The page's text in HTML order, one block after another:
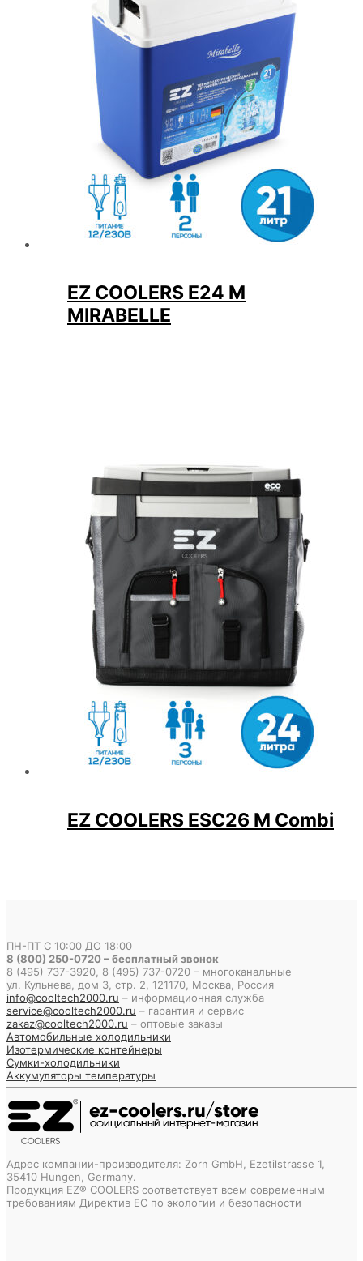
EZ COOLERS E24 M
MIRABELLE
EZ COOLERS ESC26 M Combi
ПН-ПТ С 10:00 ДО 18:00
8 (800) 250-0720 – бесплатный звонок
8 (495) 737-3920, 8 (495) 737-0720 – многоканальные
ул. Кульнева, дом 3, стр. 2, 121170, Москва, Россия
info@cooltech2000.ru – информационная служба
service@cooltech2000.ru – гарантия и сервис
zakaz@cooltech2000.ru – оптовые заказы
Автомобильные холодильники
Изотермические контейнеры
Сумки-холодильники
Аккумуляторы температуры
Адрес компании-производителя: Zorn GmbH, Ezetilstrasse 1,
35410 Hungen, Germany.
Продукция EZ® COOLERS соответствует всем современным
требованиям Директив ЕС по экологии и безопасности